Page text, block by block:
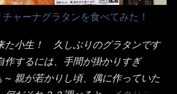
れではまず袋を開けると・・・ な
二束、調味油と粉末スープ！ やは
チョッと高級感的な・・・だって透
て見慣れないからねぇ～（コスト
、韮とか卵の用意を勧めている。
ャーナグラタンを食べてみた！
た小生！ 久しぶりのグラタンです
作するには、手間が掛かりすぎ
親が若かりし頃、偶に作っていた